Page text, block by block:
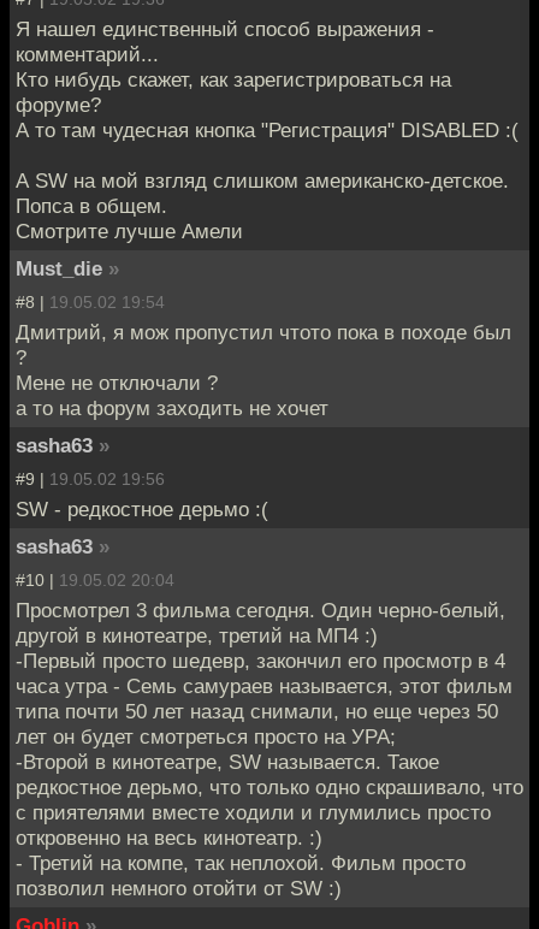
Я нашел единственный способ выражения -
комментарий...
Кто нибудь скажет, как зарегистрироваться на
форуме?
А то там чудесная кнопка "Регистрация" DISABLED :(
А SW на мой взгляд слишком американско-детское.
Попса в общем.
Смотрите лучше Амели
Must_die »
#8 | 19.05.02 19:54
Дмитрий, я мож пропустил чтото пока в походе был
?
Мене не отключали ?
а то на форум заходить не хочет
sasha63 »
#9 | 19.05.02 19:56
SW - редкостное дерьмо :(
sasha63 »
#10 | 19.05.02 20:04
Просмотрел 3 фильма сегодня. Один черно-белый,
другой в кинотеатре, третий на МП4 :)
-Первый просто шедевр, закончил его просмотр в 4
часа утра - Семь самураев называется, этот фильм
типа почти 50 лет назад снимали, но еще через 50
лет он будет смотреться просто на УРА;
-Второй в кинотеатре, SW называется. Такое
редкостное дерьмо, что только одно скрашивало, что
с приятелями вместе ходили и глумились просто
откровенно на весь кинотеатр. :)
- Третий на компе, так неплохой. Фильм просто
позволил немного отойти от SW :)